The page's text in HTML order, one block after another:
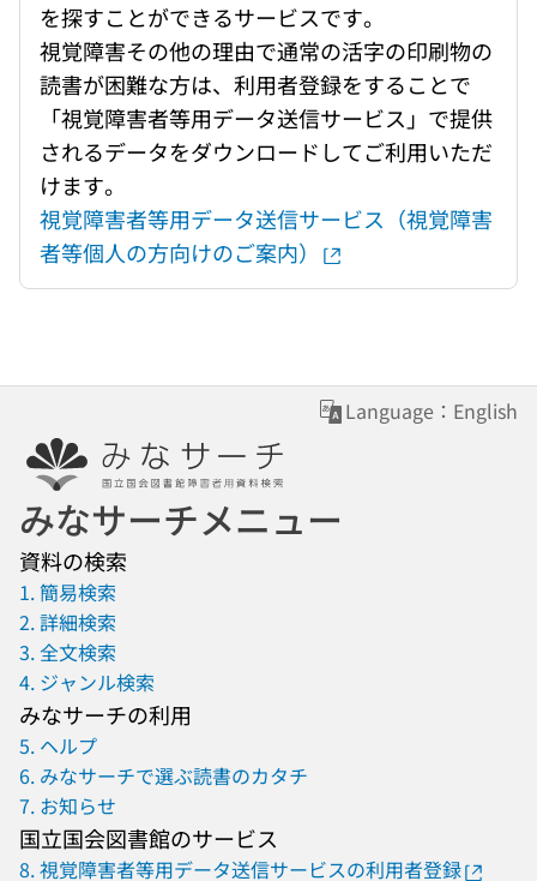
を探すことができるサービスです。
視覚障害その他の理由で通常の活字の印刷物の
読書が困難な方は、利用者登録をすることで
「視覚障害者等用データ送信サービス」で提供
されるデータをダウンロードしてご利用いただ
けます。
視覚障害者等用データ送信サービス（視覚障害
者等個人の方向けのご案内）
Language：English
みなサーチメニュー
資料の検索
1. 簡易検索
2. 詳細検索
3. 全文検索
4. ジャンル検索
みなサーチの利用
5. ヘルプ
6. みなサーチで選ぶ読書のカタチ
7. お知らせ
国立国会図書館のサービス
8. 視覚障害者等用データ送信サービスの利用者登録